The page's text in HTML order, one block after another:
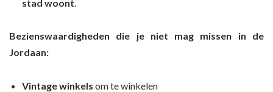
stad woont.
Bezienswaardigheden die je niet mag missen in de
Jordaan:
Vintage winkels om te winkelen